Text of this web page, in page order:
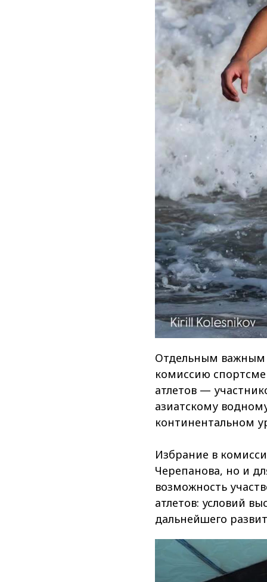
Отдельным важным
комиссию
атлетов —
азиатскому
континентальном
Избрание в
Черепанова, но и
возможность
атлетов: условий
дальнейшего